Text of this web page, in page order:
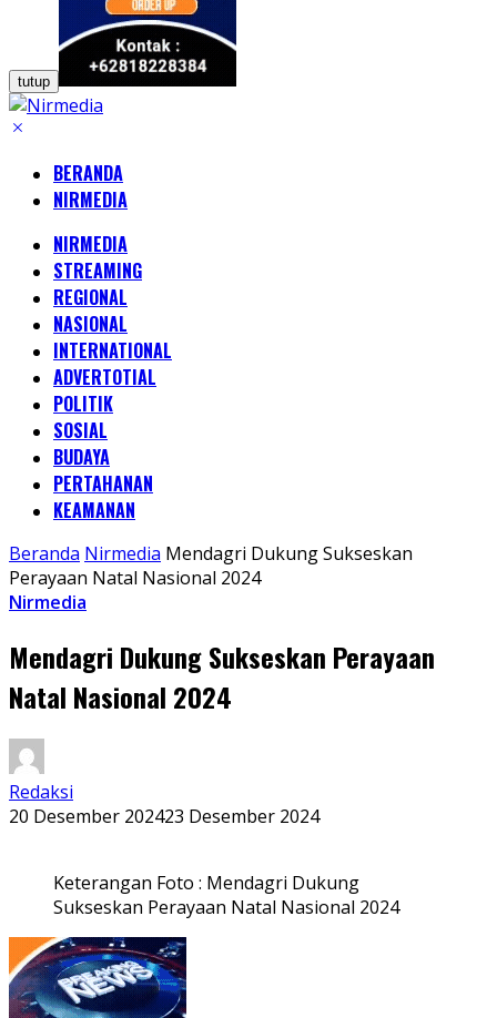
tutup
BERANDA
NIRMEDIA
NIRMEDIA
STREAMING
REGIONAL
NASIONAL
INTERNATIONAL
ADVERTOTIAL
POLITIK
SOSIAL
BUDAYA
PERTAHANAN
KEAMANAN
Beranda Nirmedia Mendagri Dukung Sukseskan
Perayaan Natal Nasional 2024
Nirmedia
Mendagri Dukung Sukseskan Perayaan
Natal Nasional 2024
Redaksi
20 Desember 202423 Desember 2024
Keterangan Foto : Mendagri Dukung
Sukseskan Perayaan Natal Nasional 2024